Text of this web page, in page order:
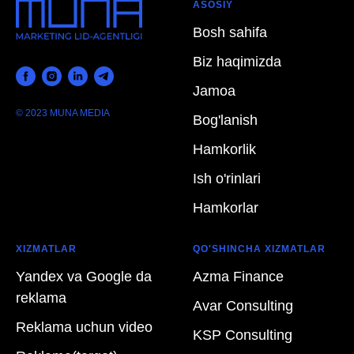
© 2023 MUNA MEDIA
ASOSIY
Bosh sahifa
Biz haqimizda
Jamoa
Bog'lanish
Hamkorlik
Ish o'rinlari
Hamkorlar
XIZMATLA R
Yandex va Google da
reklama
Reklama uchun video
QO'SHINCHA XIZMATLAR
Azma Finance
Avar Consulting
KSP Consulting